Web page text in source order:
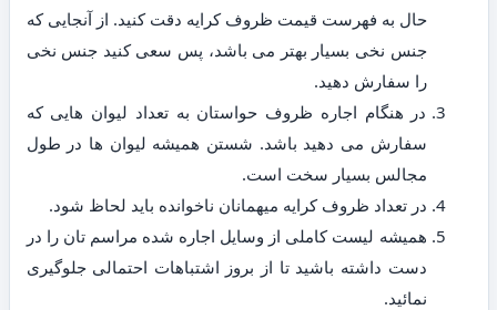
حال به فهرست قیمت ظروف کرایه دقت کنید. از آنجایی که
جنس نخی بسیار بهتر می باشد، پس سعی کنید جنس نخی
را سفارش دهید.
در هنگام اجاره ظروف حواستان به تعداد لیوان هایی که
سفارش می دهید باشد. شستن همیشه لیوان ها در طول
مجالس بسیار سخت است.
در تعداد ظروف کرایه میهمانان ناخوانده باید لحاظ شود.
همیشه لیست کاملی از وسایل اجاره شده مراسم تان را در
دست داشته باشید تا از بروز اشتباهات احتمالی جلوگیری
نمائید.